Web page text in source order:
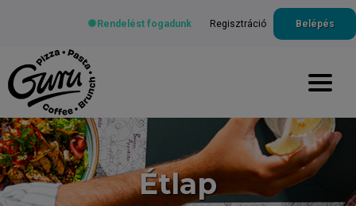
Rendelést fogadunk Regisztráció Belépés
Étlap